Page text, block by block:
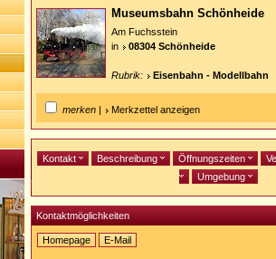
Museumsbahn Schönheide
Am Fuchsstein
in
08304 Schönheide
Rubrik: Eisenbahn - Modellbahn
merken | Merkzettel anzeigen
Kontakt Beschreibung Öffnungszeiten
Umgebung
Kontaktmöglichkeiten
Homepage
E-Mail